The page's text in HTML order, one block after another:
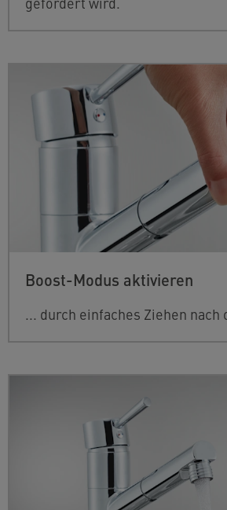
Boost-Modus aktivieren
... durch einfaches Ziehen nach